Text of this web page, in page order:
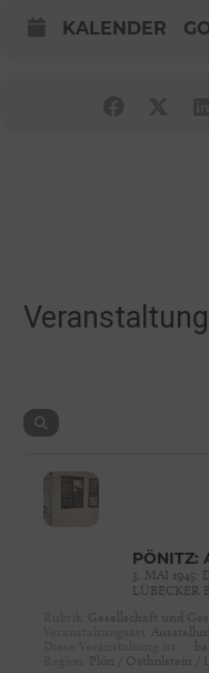
KALENDER
PÖNITZ:
3. MAI
LÜBECKER